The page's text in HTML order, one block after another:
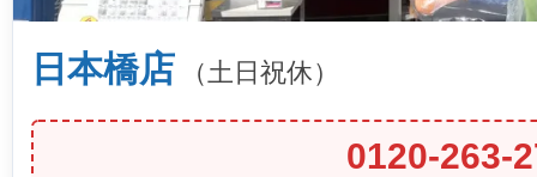
日本橋店 （土日祝休）
0120-263-